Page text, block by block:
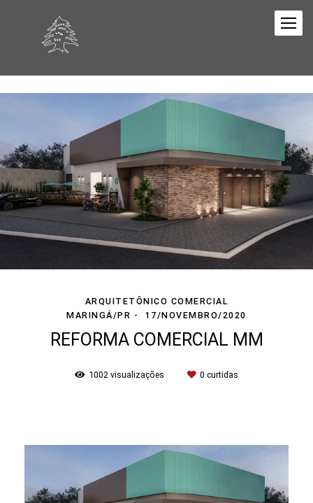
ARQUITETÔNICO COMERCIAL
MARINGÁ/PR
17/NOVEMBRO/2020
REFORMA COMERCIAL MM
1002 visualizações 0 curtidas